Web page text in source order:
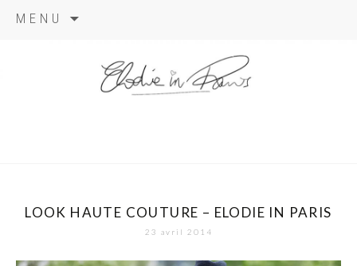
MENU
LOOK HAUTE COUTURE – ELODIE IN PARIS
23 avril 2014